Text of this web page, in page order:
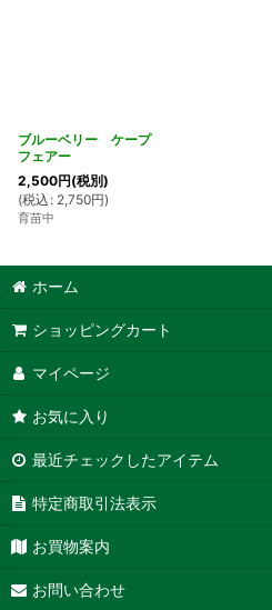
ブルーベリー ケープ
フェアー
2,500円(税別)
(税込 : 2,750円)
育苗中
ホーム
ショッピングカート
マイページ
お気に入り
最近チェックしたアイテム
特定商取引法表示
お買物案内
お問い合わせ